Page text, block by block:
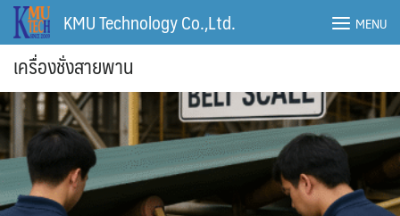
Skip
content
KMU Technology Co.,Ltd. MENU
เครื่องชั่งสายพาน